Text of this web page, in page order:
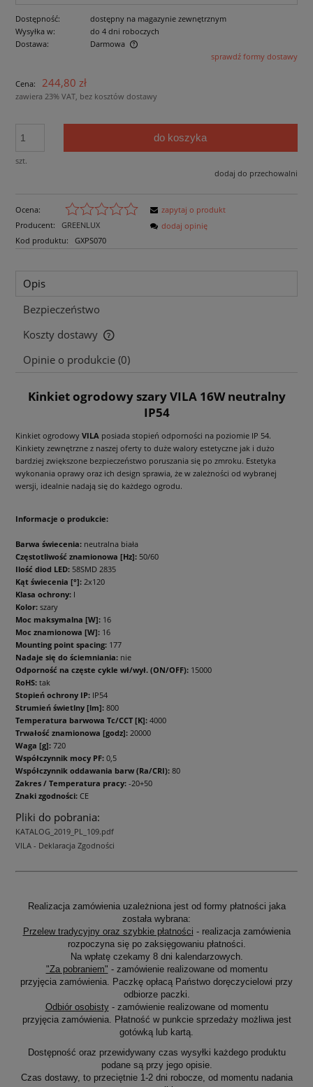
Dostępność:
dostępny na magazynie zewnętrznym
Wysyłka w:
do 4 dni roboczych
Dostawa:
Darmowa
Cena nie zawiera ewentualnych kosztów płatnościsprawdź formy dostawy
Cena: 244,80 zł
zawiera 23% VAT, bez kosztów dostawy
szt.
do koszyka
dodaj do przechowalni
Ocena:
Producent:
GREENLUX
Kod produktu:
GXPS070
zapytaj o produkt
dodaj opinię
Opis
Bezpieczeństwo
Koszty dostawy
Cena nie zawiera ewentualnych kosztów płatności
Opinie o produkcie (0)
Kinkiet ogrodowy szary VILA 16W neutralny
IP54
Kinkiet ogrodowy VILA posiada stopień odporności na poziomie IP 54.
Kinkiety zewnętrzne z naszej oferty to duże walory estetyczne jak i dużo
bardziej zwiększone bezpieczeństwo poruszania się po zmroku. Estetyka
wykonania oprawy oraz ich design sprawia, że w zależności od wybranej
wersji, idealnie nadają się do każdego ogrodu.
Informacje o produkcie:
Barwa świecenia: neutralna biała
Częstotliwość znamionowa [Hz]: 50/60
Ilość diod LED: 58SMD 2835
Kąt świecenia [°]: 2x120
Klasa ochrony: I
Kolor: szary
Moc maksymalna [W]: 16
Moc znamionowa [W]: 16
Mounting point spacing: 177
Nadaje się do ściemniania: nie
Odporność na częste cykle wł/wył. (ON/OFF): 15000
RoHS: tak
Stopień ochrony IP: IP54
Strumień świetlny [lm]: 800
Temperatura barwowa Tc/CCT [K]: 4000
Trwałość znamionowa [godz]: 20000
Waga [g]: 720
Współczynnik mocy PF: 0,5
Współczynnik oddawania barw (Ra/CRI): 80
Zakres / Temperatura pracy: -20+50
Znaki zgodności: CE
Pliki do pobrania:
KATALOG_2019_PL_109.pdf
VILA - Deklaracja Zgodności
Realizacja zamówienia uzależniona jest od formy płatności jaka
została wybrana:
Przelew tradycyjny oraz szybkie płatności - realizacja zamówienia
rozpoczyna się po zaksięgowaniu płatności.
Na wpłatę czekamy 8 dni kalendarzowych.
"Za pobraniem" - zamówienie realizowane od momentu
przyjęcia zamówienia. Paczkę opłacą Państwo doręczycielowi przy
odbiorze paczki.
Odbiór osobisty- zamówienie realizowane od momentu
przyjęcia zamówienia. Płatność w punkcie sprzedaży możliwa jest
gotówką lub kartą.
Dostępność oraz przewidywany czas wysyłki każdego produktu
podane są przy jego opisie.
Czas dostawy, to przeciętnie 1-2 dni robocze, od momentu nadania